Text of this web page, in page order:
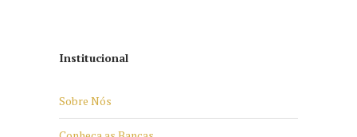
Institucional
Sobre Nós